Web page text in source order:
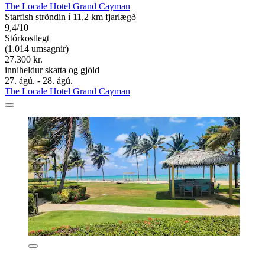
The Locale Hotel Grand Cayman
Starfish ströndin í 11,2 km fjarlægð
9,4/10
Stórkostlegt
(1.014 umsagnir)
27.300 kr.
inniheldur skatta og gjöld
27. ágú. - 28. ágú.
The Locale Hotel Grand Cayman